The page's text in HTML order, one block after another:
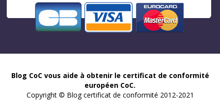
Blog CoC vous aide à obtenir le certificat de conformité
européen CoC.
Copyright © Blog certificat de conformité 2012-2021